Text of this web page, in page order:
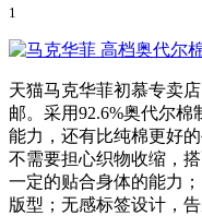
1
天猫马克华菲初慕专卖
邮。采用92.6%奥代尔
能力，还有比纯棉更好
不需要担心织物收缩，
一定的贴合身体的能力
版型；无感标签设计，